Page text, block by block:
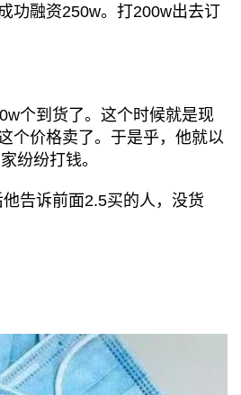
功融资250w。打200w出去订
到货了。这个时候就是现
个价格卖了。于是乎，他就以
纷纷打钱。
诉前面2.5买的人，没货